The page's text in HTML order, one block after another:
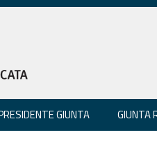
GIUNTA GIUNTA